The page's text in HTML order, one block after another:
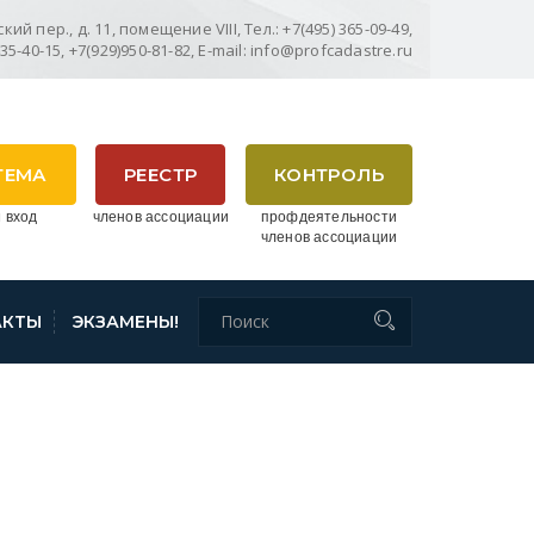
пер., д. 11, помещение VIII, Тел.: +7(495) 365-09-49,
40-15, +7(929)950-81-82, E-mail: info@profcadastre.ru
КОНТРОЛЬ
профдеятельности
членов ассоциации
РЕЕСТР
членов ассоциации
вход
ЭКЗАМЕНЫ!